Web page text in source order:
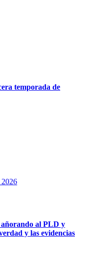
temporada de
añorando al PLD y
y las evidencias